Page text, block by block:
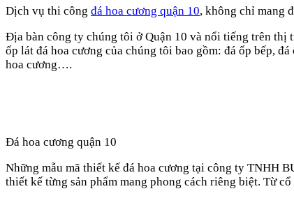
Dịch vụ thi công đá hoa cương quận 10, không chỉ mang
Địa bàn công ty chúng tôi ở Quận 10 và nổi tiếng trên thị
ốp lát đá hoa cương của chúng tôi bao gồm: đá ốp bếp,
hoa cương….
Đá hoa cương quận 10
Những mẫu mã thiết kế đá hoa cương tại công ty TNHH
thiết kế từng sản phẩm mang phong cách riêng biệt. Từ